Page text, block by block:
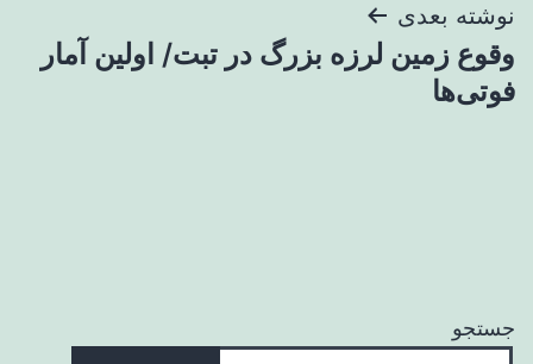
نوشته بعدی
وقوع زمین لرزه بزرگ در تبت/ اولین آمار
فوتی‌ها
جستجو